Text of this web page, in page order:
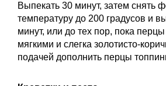
Выпекать 30 минут, затем снять
температуру до 200 градусов и
минут, или до тех пор, пока перцы
мягкими и слегка золотисто-
подачей дополнить перцы